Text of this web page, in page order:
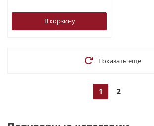
В корзину
Показать еще
1 2